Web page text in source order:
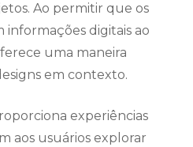
Ao permitir que os
informações digitais ao
uma maneira
em contexto.
experiências
aos usuários explorar